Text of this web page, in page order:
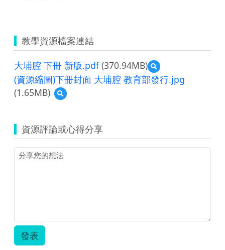
教學資源檔案連結
大埔腔 下冊 新版.pdf(370.94MB)
預
覽
大
版.pdf
(資源縮圖)下冊封面 大埔腔 教育部發行.jpg
(1.65MB)
預
覽
縮
圖)
下
資源評論或心得分享
發表